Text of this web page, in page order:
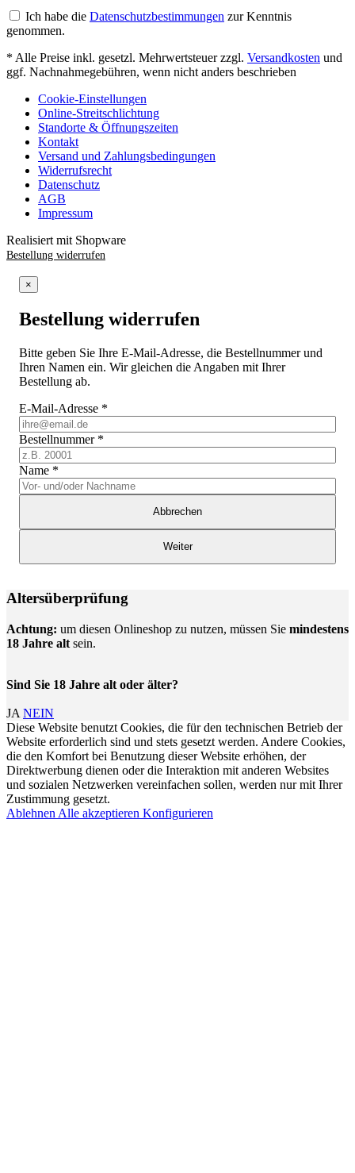
Ich habe die Datenschutzbestimmungen zur Kenntnis
genommen.
* Alle Preise inkl. gesetzl. Mehrwertsteuer zzgl. Versandkosten und
ggf. Nachnahmegebühren, wenn nicht anders beschrieben
Cookie-Einstellungen
Online-Streitschlichtung
Standorte & Öffnungszeiten
Kontakt
Versand und Zahlungsbedingungen
Widerrufsrecht
Datenschutz
AGB
Impressum
Realisiert mit Shopware
Bestellung widerrufen
×
Bestellung widerrufen
Bitte geben Sie Ihre E-Mail-Adresse, die Bestellnummer und
Ihren Namen ein. Wir gleichen die Angaben mit Ihrer
Bestellung ab.
E-Mail-Adresse *
Bestellnummer *
Name *
Abbrechen
Weiter
Altersüberprüfung
Achtung: um diesen Onlineshop zu nutzen, müssen Sie mindestens
18 Jahre alt sein.
Sind Sie 18 Jahre alt oder älter?
JA NEIN
Diese Website benutzt Cookies, die für den technischen Betrieb der
Website erforderlich sind und stets gesetzt werden. Andere Cookies,
die den Komfort bei Benutzung dieser Website erhöhen, der
Direktwerbung dienen oder die Interaktion mit anderen Websites
und sozialen Netzwerken vereinfachen sollen, werden nur mit Ihrer
Zustimmung gesetzt.
Ablehnen Alle akzeptieren Konfigurieren